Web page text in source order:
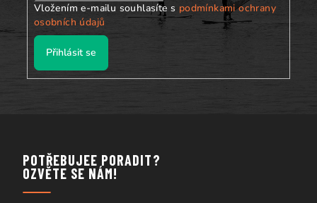
Vložením e-mailu souhlasíte s podmínkami ochrany
osobních údajů
Přihlásit se
POTŘEBUJEE PORADIT?
OZVĚTE SE NÁM!